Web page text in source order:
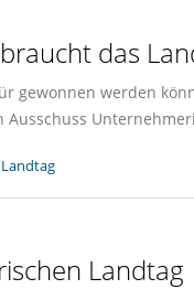
das
gewonnen werden
Ausschuss
Landtag